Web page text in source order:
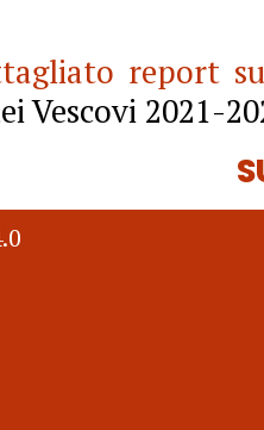
report
Vescovi 2021-